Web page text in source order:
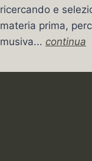
ricercando e
materia prima,
musiva... continua